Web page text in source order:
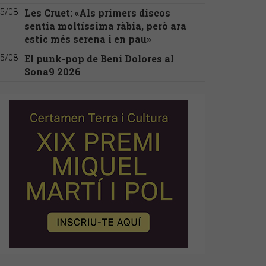
08
Les Cruet: «Als primers discos
sentia moltíssima ràbia, però ara
estic més serena i en pau»
08
El punk-pop de Beni Dolores al
Sona9 2026